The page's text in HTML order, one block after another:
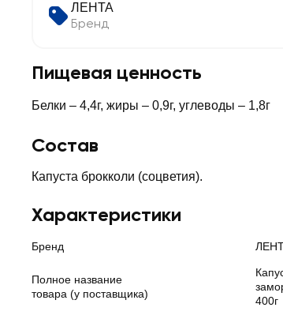
ЛЕНТА
Бренд
Пищевая ценность
Белки – 4,4г, жиры – 0,9г, углеводы – 1,8г
Состав
Капуста брокколи (соцветия).
Характеристики
Бренд
Полное название
товара (у поставщика)
400г